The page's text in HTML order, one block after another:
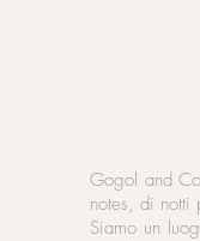
Gogol and
notes, di
Siamo un